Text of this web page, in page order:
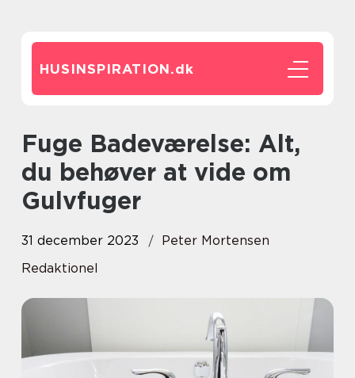
HUSINSPIRATION.dk
Fuge Badeværelse: Alt,
du behøver at vide om
Gulvfuger
31 december 2023
Peter Mortensen
Redaktionel